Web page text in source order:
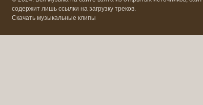
содержит лишь ссылки на загрузку треков.
Скачать музыкальные клипы